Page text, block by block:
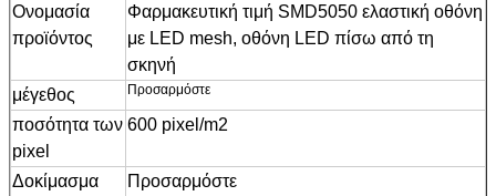
Ονομασία
προϊόντος
Φαρμακευτική τιμή SMD5050 ελαστική οθόνη
με LED mesh, οθόνη LED πίσω από τη
σκηνή
μέγεθος
Προσαρμόστε
ποσότητα των
pixel
600 pixel/m2
Δοκίμασμα
Προσαρμόστε